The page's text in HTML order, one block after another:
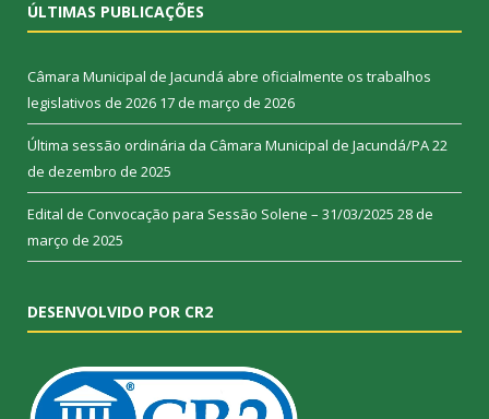
ÚLTIMAS PUBLICAÇÕES
Câmara Municipal de Jacundá abre oficialmente os trabalhos
legislativos de 2026 17 de março de 2026
Última sessão ordinária da Câmara Municipal de Jacundá/PA22
de dezembro de 2025
Edital de Convocação para Sessão Solene – 31/03/2025 28 de
março de 2025
DESENVOLVIDO POR CR2